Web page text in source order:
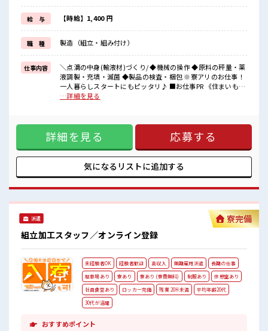
ここからスキルアップが目指せます！
《正社員登用制度あり*》
あなたの頑張りをきちんと評価！
正社員を目指せます！
将来を見据えた働き方ができますね♪
《残業少なめ*》
仕事とプライベートのバランスを大切にできる！
無理せず働きたい！
プライベートも大事にしたい！
そんな方にぴったりの職場です★
10代～30代活躍中★
職場は冷暖房完備！
一年中カイテキで働きやすい☆
休憩室・ロッカーもあり！
さらに日勤では食堂が利用可能！
1食260円程でお財布にやさしい♪
仕出し弁当も同価格帯で食べれちゃう！
#ryo
給 与 【時給】1,400 円
職 種 製造（組立・組み付け）
仕事内容
＼点滴の中身(輸液材)づくり/ ◆機械の操作 ◆原料の秤量・薬
液調製・充填・滅菌 ◆製品の検査・梱包 ※寮アリのお仕事！
一人暮らしスタートにもピッタリ♪ ■お仕事PR 《住まいも
GET*》 無料でワンルーム寮に住める★ 家電付きなので手ぶ
い！ ここからスキルアップが目指せます！ 《正社員登用制度
あり*》 あなたの頑張りをきちんと評価！ 正社員を目指せま
す！ 将来を見据えた働き方ができますね♪ 《残業少なめ*》
仕事とプライベートのバランスを大切にできる！ 無理せず働
きたい！ プライベートも大事にしたい！ そんな方にぴったり
の職場です★ ■職場の雰囲気 10代～30代活躍中★ 職場は冷
もあり！ さらに日勤では食堂が利用可能！ 1食260円程でお財
布にやさしい♪ 仕出し弁当も同価格帯で食べれちゃう！ #ryo
…詳細を見る
詳細を見る 応募する
気になるリストに追加する
派遣
組立加工スタッフ／オンライン登録
寮完備
未経験者OK 経験者歓迎 高収入 無期雇用派遣
長期の仕事
駐車場あり
寮あり 寮あり (寮費無料) 制服あり
休憩室あり
社員食堂あり
ロッカー完備 残業 20H未満
平均年齢20代
30代が活躍
おすすめポイント